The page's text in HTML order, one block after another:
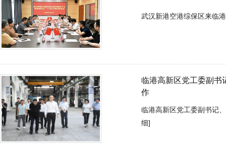
武汉新港空港综保区来临
临港高新区党工委副书
作
临港高新区党工委副书记
细]